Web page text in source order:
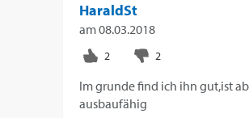
HaraldSt
am08.03.2018
Im grunde find ich ihn gut,ist
ausbaufähig